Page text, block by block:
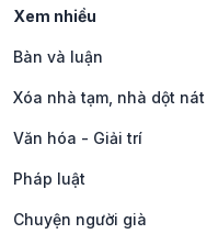
Xem nhiều
Bàn và luận
Xóa nhà tạm, nhà dột nát
Văn hóa - Giải trí
Pháp luật
Chuyện người già